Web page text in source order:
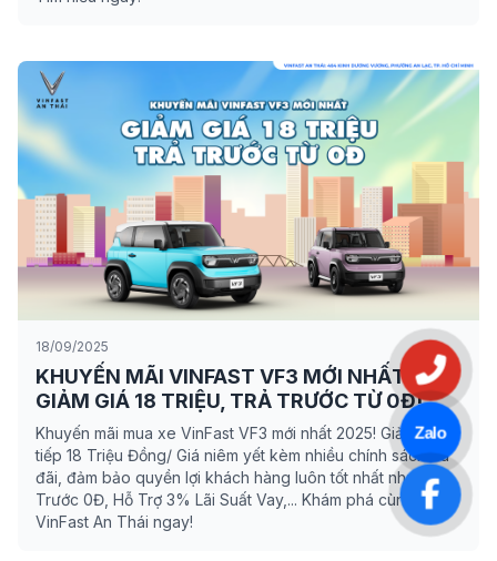
18/09/2025
KHUYẾN MÃI VINFAST VF3 MỚI NHẤT -
GIẢM GIÁ 18 TRIỆU, TRẢ TRƯỚC TỪ 0Đ!
Khuyến mãi mua xe VinFast VF3 mới nhất 2025! Giảm trực
tiếp 18 Triệu Đồng/ Giá niêm yết kèm nhiều chính sách ưu
đãi, đảm bảo quyền lợi khách hàng luôn tốt nhất như Trả
Trước 0Đ, Hỗ Trợ 3% Lãi Suất Vay,... Khám phá cùng
VinFast An Thái ngay!
Zalo